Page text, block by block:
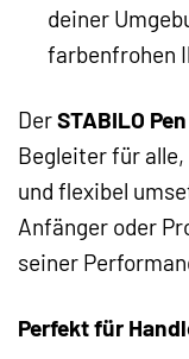
deiner
farbenfrohen
DerSTABILO
Begleiter für
und flexibel
Anfänger oder
seiner
Perfekt für